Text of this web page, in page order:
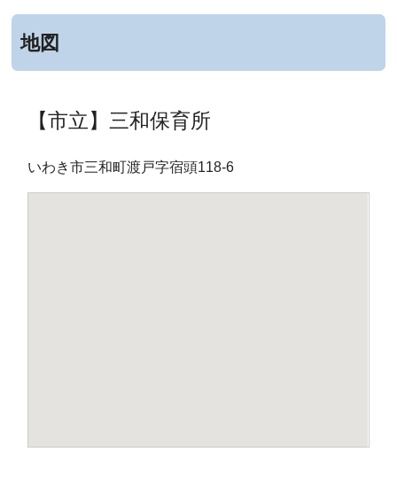
地図
【市立】三和保育所
いわき市三和町渡戸字宿頭118-6